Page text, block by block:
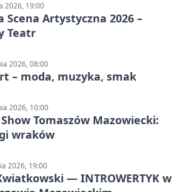
2026, 19:00
Scena Artystyczna 2026 –
Teatr
2026, 08:00
– moda, muzyka, smak
2026, 10:00
Tomaszów Mazowiecki:
wraków
2026, 19:00
— INTROWERTYK w